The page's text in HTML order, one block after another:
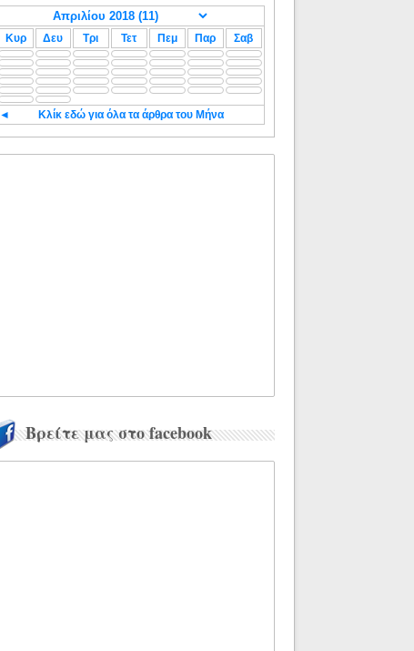
Κυρ Δευ Τρι Τετ Πεμ Παρ Σαβ
◄ Κλίκ εδώ για όλα τα άρθρα του Μήνα
Βρείτε μας στο facebook